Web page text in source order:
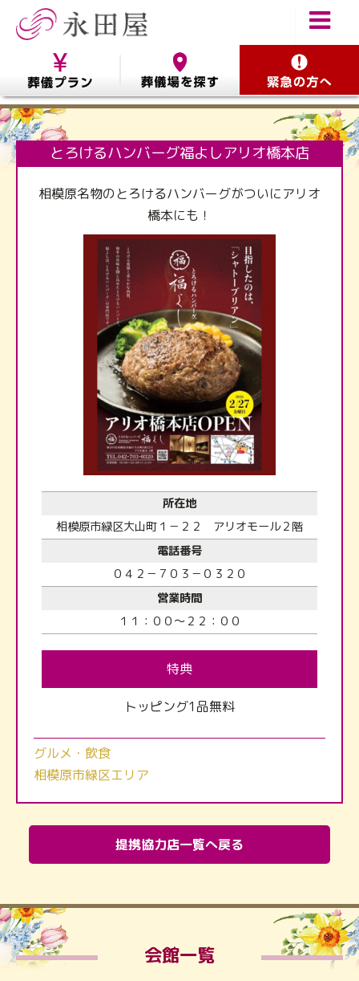
とろけるハンバーグ福よしアリオ橋本店
相模原名物のとろけるハンバーグがついにアリオ
橋本にも！
所在地
相模原市緑区大山町１－２２ アリオモール２階
電話番号
０４２－７０３－０３２０
営業時間
１１：００～２２：００
特典
トッピング1品無料
グルメ・飲食
相模原市緑区エリア
提携協力店一覧へ戻る
会館一覧